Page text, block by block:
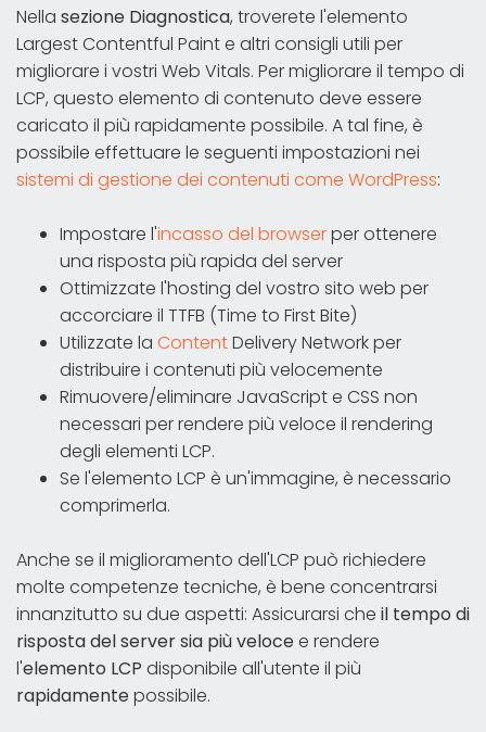
Nella sezione Diagnostica, troverete l'elemento
Largest Contentful Paint e altri consigli utili per
migliorare i vostri Web Vitals. Per migliorare il tempo di
LCP, questo elemento di contenuto deve essere
caricato il più rapidamente possibile. A tal fine, è
possibile effettuare le seguenti impostazioni nei
sistemi di gestione dei contenuti come WordPress:
Impostare l'incasso del browserper ottenere
una risposta più rapida del server
Ottimizzate l'hosting del vostro sito web per
accorciare il TTFB (Time to First Bite)
Utilizzate la ContentDelivery Network per
distribuire i contenuti più velocemente
Rimuovere/eliminare JavaScript e CSS non
necessari per rendere più veloce il rendering
degli elementi LCP.
Se l'elemento LCP è un'immagine, è necessario
comprimerla.
Anche se il miglioramento dell'LCP può richiedere
molte competenze tecniche, è bene concentrarsi
innanzitutto su due aspetti: Assicurarsi che il tempo di
risposta del server sia più velocee rendere
l'elemento LCP disponibile all'utente il più
rapidamentepossibile.